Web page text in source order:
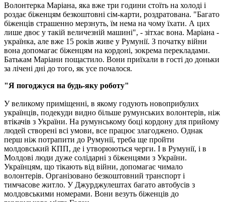
Волонтерка Маріана, яка вже три години стоїть на холоді і
роздає біженцям безкоштовні сім-карти, роздратована. "Багато
біженців страшенно мерзнуть, їм нема на чому їхати. А цих
лише двоє у такій величезній машині", - зітхає вона. Маріана -
українка, але вже 15 років живе у Румунії. З початку війни
вона допомагає біженцям на кордоні, зокрема перекладами.
Батькам Маріани пощастило. Вони приїхали в гості до доньки
за лічені дні до того, як усе почалося.
"Я погоджуся на будь-яку роботу"
У великому приміщенні, в якому годують новоприбулих
українців, подекуди видно більше румунських волонтерів, ніж
втікачів з України. На румунському боці кордону для прийому
людей створені всі умови, все працює злагоджено. Однак
перш ніж потрапити до Румунії, треба ще пройти
молдовський КПП, де і утворюються черги. І в Румунії, і в
Молдові люди дуже солідарні з біженцями з України.
Українцям, що тікають від війни, допомагає чимало
волонтерів. Організовано безкоштовний транспорт і
тимчасове житло. У Джурджулештах багато автобусів з
молдовськими номерами. Вони везуть біженців до